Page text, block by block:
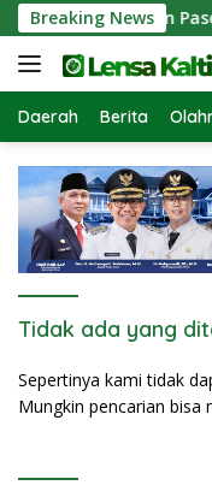
Langsung
ke
konten
Breaking News
TTB Siapkan
Daerah Berita
Tidak ada yang
Sepertinya kami tidak
Mungkin pencarian bisa